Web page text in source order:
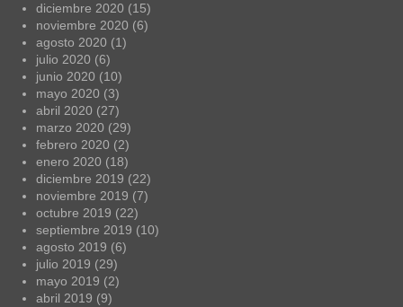
diciembre 2020 (15)
noviembre 2020 (6)
agosto 2020 (1)
julio 2020 (6)
junio 2020 (10)
mayo 2020 (3)
abril 2020 (27)
marzo 2020 (29)
febrero 2020 (2)
enero 2020 (18)
diciembre 2019 (22)
noviembre 2019 (7)
octubre 2019 (22)
septiembre 2019 (10)
agosto 2019 (6)
julio 2019 (29)
mayo 2019 (2)
abril 2019 (9)